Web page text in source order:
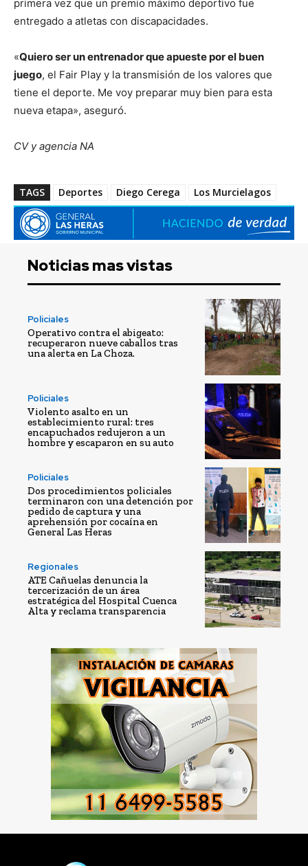
primera vez que un premio máximo deportivo fue
entregado a atletas con discapacidades.
«Quiero ser un entrenador que apueste por el buen
juego, el Fair Play y la transmisión de los valores que
tiene el deporte. Me voy preparar muy bien para esta
nueva etapa», aseguró.
CV y agencia NA
TAGS Deportes Diego Cerega Los Murcielagos
Noticias mas vistas
Policiales
Operativo contra el abigeato:
recuperaron nueve caballos tras
una alerta en La Choza.
Policiales
Violento asalto en un
establecimiento rural: tres
encapuchados redujeron a un
hombre y escaparon en su auto
Policiales
Dos procedimientos policiales
terminaron con una detención por
pedido de captura y una
aprehensión por cocaína en
General Las Heras
Regionales
ATE Cañuelas denuncia la
tercerización de un área
estratégica del Hospital Cuenca
Alta y reclama transparencia